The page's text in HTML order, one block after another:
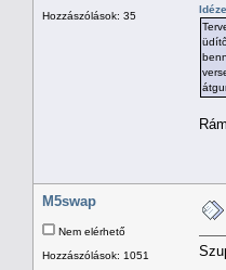
Hozzászólások: 35
M5swap
Nem elérhető
Hozzászólások: 1051